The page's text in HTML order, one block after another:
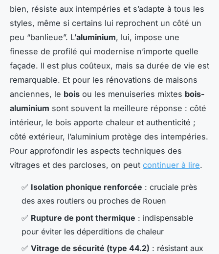
bien, résiste aux intempéries et s’adapte à tous les
styles, même si certains lui reprochent un côté un
peu “banlieue”. L’aluminium, lui, impose une
finesse de profilé qui modernise n’importe quelle
façade. Il est plus coûteux, mais sa durée de vie est
remarquable. Et pour les rénovations de maisons
anciennes, le bois ou les menuiseries mixtes bois-
aluminium sont souvent la meilleure réponse : côté
intérieur, le bois apporte chaleur et authenticité ;
côté extérieur, l’aluminium protège des intempéries.
Pour approfondir les aspects techniques des
vitrages et des parcloses, on peut continuer à lire.
✅ Isolation phonique renforcée : cruciale près
des axes routiers ou proches de Rouen
✅ Rupture de pont thermique : indispensable
pour éviter les déperditions de chaleur
✅ Vitrage de sécurité (type 44.2) : résistant aux